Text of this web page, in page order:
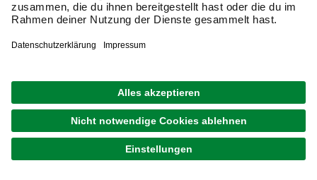
unerwünschten Einblicken in Dein Privatleben. Kombiniert
mit der richtigen Gardinenstange unterteilt ein Vorhang
Was unterscheidet Gardinenstangen von anderen
Gardinen-Aufhängungen?
Die Vorhangstange ist eine der klassischen Arten,